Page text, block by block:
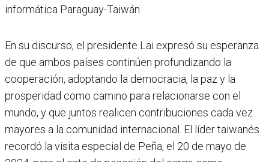
informática Paraguay-Taiwán.
En su discurso, el presidente Lai expresó su esperanza
de que ambos países continúen profundizando la
cooperación, adoptando la democracia, la paz y la
prosperidad como camino para relacionarse con el
mundo, y que juntos realicen contribuciones cada vez
mayores a la comunidad internacional. El líder taiwanés
recordó la visita especial de Peña, el 20 de mayo de